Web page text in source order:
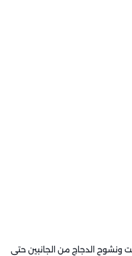
ونشوح الدجاج من الجانبين حتى